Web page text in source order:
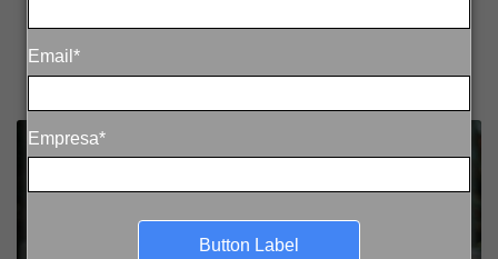
Email*
Empresa*
Button Label